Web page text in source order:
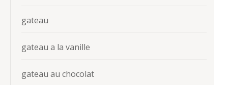
gateau
gateau a la vanille
gateau au chocolat